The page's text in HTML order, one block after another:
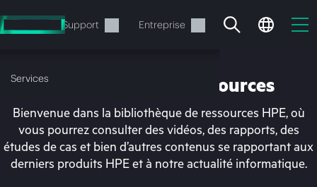
au
contenu
Support Entreprise
ServicesBibliothèque de ressources
Bienvenue dans la bibliothèque de ressources HPE, où
vous pourrez consulter des vidéos, des rapports, des
études de cas et bien d’autres contenus se rapportant aux
derniers produits HPE et à notre actualité informatique.